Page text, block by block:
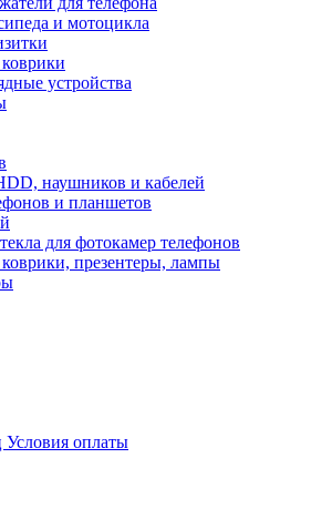
и мотоцикла
устройства
наушников и кабелей
и планшетов
для фотокамер телефонов
презентеры, лампы
оплаты